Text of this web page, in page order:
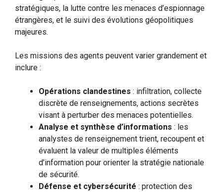
stratégiques, la lutte contre les menaces d’espionnage
étrangères, et le suivi des évolutions géopolitiques
majeures.
Les missions des agents peuvent varier grandement et
inclure :
Opérations clandestines : infiltration, collecte
discrète de renseignements, actions secrètes
visant à perturber des menaces potentielles.
Analyse et synthèse d’informations : les
analystes de renseignement trient, recoupent et
évaluent la valeur de multiples éléments
d’information pour orienter la stratégie nationale
de sécurité.
Défense et cybersécurité : protection des